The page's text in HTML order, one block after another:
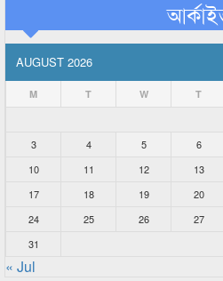
AUGUST 2026
M T W T
3
4 5 6
10
11 12 13
17
18 19 20
24
25 26 27
31
« Jul